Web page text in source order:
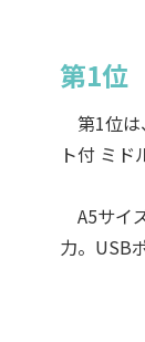
第1位
第1位は
ト付 ミド
A5サイ
力。USB